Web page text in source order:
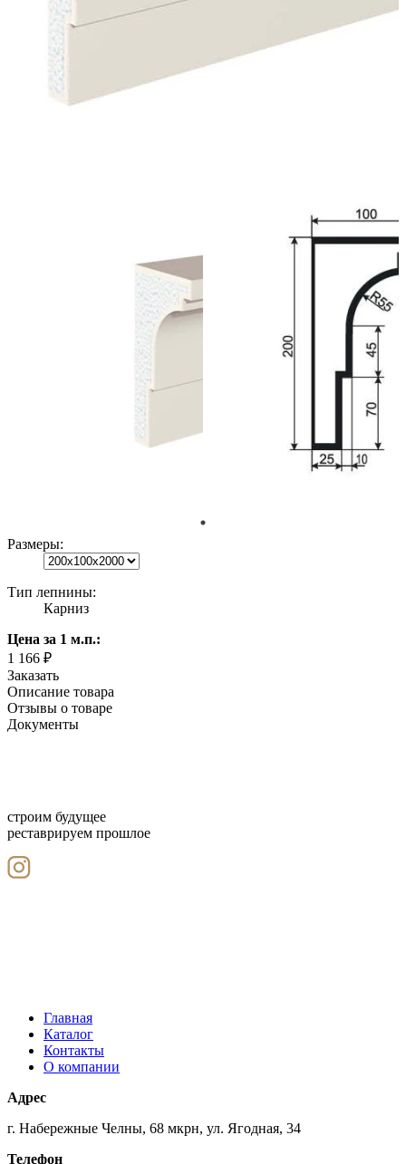
Размеры:
Тип лепнины:
Карниз
Цена за 1 м.п.:
1 166 ₽
Заказать
Описание товара
Отзывы о товаре
Документы
строим будущее
реставрируем прошлое
Главная
Каталог
Контакты
О компании
Адрес
г. Набережные Челны, 68 мкрн, ул. Ягодная, 34
Телефон